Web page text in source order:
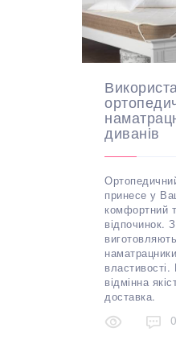
диванів
принесе у
комфортний
відпочинок.
властивості.
відмінна
доставка.
0